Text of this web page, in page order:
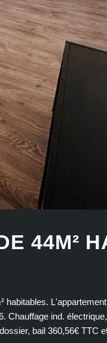
44M²
habitables.
Chauffage ind.
bail 360,56€ TTC